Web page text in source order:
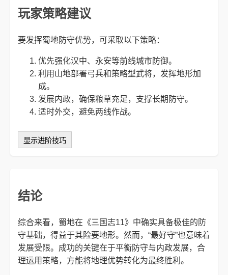
玩家策略建议
要发挥蜀地防守优势，可采取以下策略：
优先强化汉中、永安等前线城市防御。
利用山地部署弓兵和策略型武将，发挥地形加
成。
发展内政，确保粮草充足，支撑长期防守。
适时外交，避免两线作战。
显示进阶技巧
结论
综合来看，蜀地在《三国志11》中确实具备极佳的防
守基础，得益于其险要地形。然而，“最好守”也意味着
发展受限。成功的关键在于平衡防守与内政发展，合
理运用策略，方能将地理优势转化为最终胜利。